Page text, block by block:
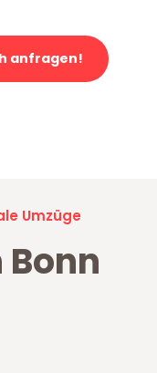
anfragen!
Umzüge